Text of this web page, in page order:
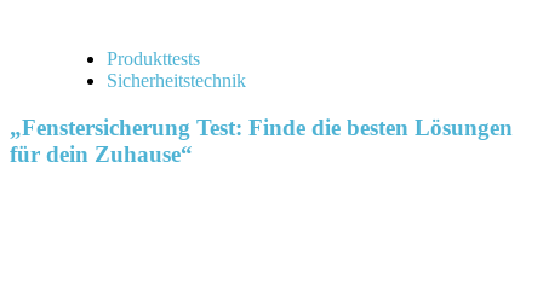
Produkttests
Sicherheitstechnik
„Fenstersicherung Test: Finde die besten Lösungen
für dein Zuhause“